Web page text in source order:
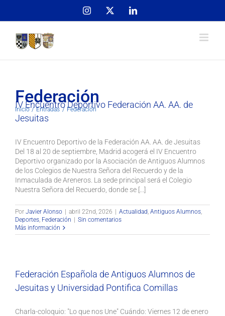
content
Instagram LinkedIn
Federación
Inicio Entradas Federación
IV Encuentro Deportivo Federación AA. AA. de
Jesuitas
IV Encuentro Deportivo de la Federación AA. AA. de Jesuitas
Del 18 al 20 de septiembre, Madrid acogerá el IV Encuentro
Deportivo organizado por la Asociación de Antiguos Alumnos
de los Colegios de Nuestra Señora del Recuerdo y de la
Inmaculada de Areneros. La sede principal será el Colegio
Nuestra Señora del Recuerdo, donde se [...]
Por Javier Alonso abril 22nd, 2026 Actualidad, Antiguos Alumnos,
Deportes, Federación
Sin comentarios
Más información
Federación Española de Antiguos Alumnos de
Jesuitas y Universidad Pontifica Comillas
Charla-coloquio: "Lo que nos Une" Cuándo: Viernes 12 de enero